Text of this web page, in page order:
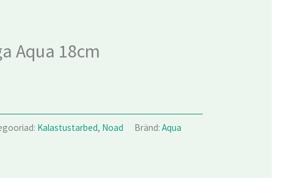
Aqua 18cm
Kalastustarbed, Noad Bränd:Aqua